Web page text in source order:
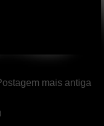
mais antiga